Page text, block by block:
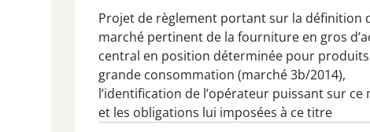
Projet de règlement portant sur la définition
marché pertinent de la fourniture en gros
central en position déterminée pour
grande consommation (marché 3b/2014),
l’identification de l’opérateur puissant sur ce
et les obligations lui imposées à ce titre